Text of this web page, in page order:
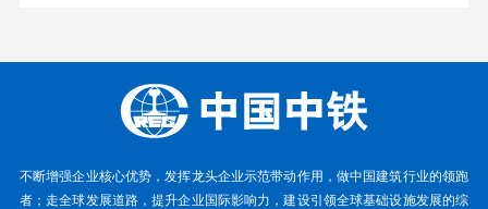
不断增强企业核心优势，发挥龙头企业示范带动作用，做中国建筑行业的领跑
者；走全球发展道路，提升企业国际影响力，建设引领全球基础设施发展的综